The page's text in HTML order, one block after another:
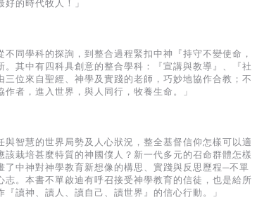
的時代牧人！」
同學科的探詢，到整合過程緊扣中神『持守不變使命，
其中有四科具創意的整合學科：『宣講與教導』、『社
位來自聖經、神學及實踐的老師，巧妙地協作合教；不
者，進入世界，與人同行，牧養生命。」
與智慧的世界局勢及人心狀況，整全基督信仰怎樣可以適
栽培甚麼特質的神國僕人？新一代多元的召命群體怎樣
中神對神學教育新想像的構思、實踐與反思歷程─不單
。本書不單啟迪有呼召接受神學教育的信徒，也是給所
讀神、讀人、讀自己、讀世界』的信心行動。」